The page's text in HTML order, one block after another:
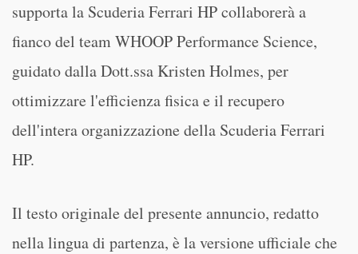
supporta la Scuderia Ferrari HP collaborerà a
fianco del team WHOOP Performance Science,
guidato dalla Dott.ssa Kristen Holmes, per
ottimizzare l'efficienza fisica e il recupero
dell'intera organizzazione della Scuderia Ferrari
HP.
Il testo originale del presente annuncio, redatto
nella lingua di partenza, è la versione ufficiale che